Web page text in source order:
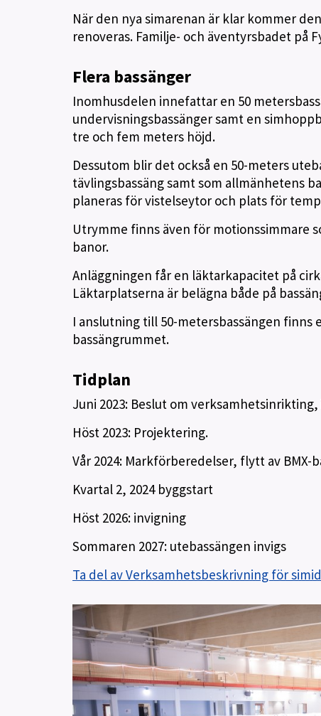
När den nya simarenan är klar kommer
renoveras. Familje- och äventyrsbadet på
Flera bassänger
Inomhusdelen innefattar en 50
undervisningsbassänger samt en
tre och fem meters höjd.
Dessutom blir det också en 50-meters
tävlingsbassäng samt som allmänhetens
planeras för vistelseytor och plats för
Utrymme finns även för motionssimmare
banor.
Anläggningen får en läktarkapacitet på
Läktarplatserna är belägna både på
I anslutning till 50-metersbassängen finns
bassängrummet.
Tidplan
Juni 2023: Beslut om
Höst 2023: Projektering.
Vår 2024: Markförberedelser, flytt av BMX-
Kvartal 2, 2024 byggstart
Höst 2026: invigning
Sommaren 2027: utebassängen invigs
Ta del av Verksamhetsbeskrivning för